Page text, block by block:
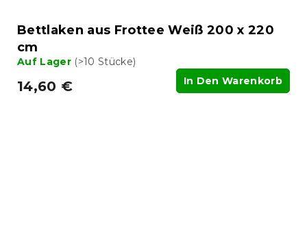
Bettlaken aus Frottee Weiß 200 x 220
cm
Auf Lager (>10 Stücke)
14,60 € In Den Warenkorb